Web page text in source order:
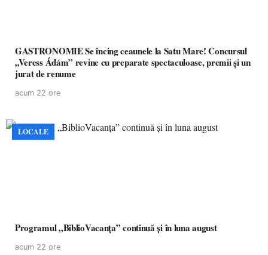
GASTRONOMIE Se încing ceaunele la Satu Mare! Concursul
„Veress Ádám” revine cu preparate spectaculoase, premii și un
jurat de renume
acum 22 ore
LOCALE
Programul „BiblioVacanța” continuă și în luna august
acum 22 ore